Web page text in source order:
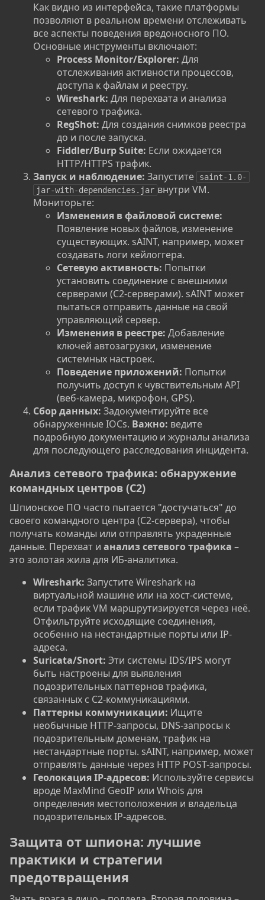
Как видно из интерфейса, такие платформы
позволяют в реальном времени отслеживать
все аспекты поведения вредоносного ПО.
Основные инструменты включают:
Process Monitor/Explorer: Для
отслеживания активности процессов,
доступа к файлам и реестру.
Wireshark: Для перехвата и анализа
сетевого трафика.
RegShot: Для создания снимков реестра
до и после запуска.
Fiddler/Burp Suite: Если ожидается
HTTP/HTTPS трафик.
Запуск и наблюдение: Запустите
saint-1.0-
jar-with-dependencies.jar внутри VM.
Мониторьте:
Изменения в файловой системе:
Появление новых файлов, изменение
существующих. sAINT, например, может
создавать логи кейлоггера.
Сетевую активность: Попытки
установить соединение с внешними
серверами (C2-серверами). sAINT может
пытаться отправить данные на свой
управляющий сервер.
Изменения в реестре: Добавление
ключей автозагрузки, изменение
системных настроек.
Поведение приложений: Попытки
получить доступ к чувствительным API
(веб-камера, микрофон, GPS).
Сбор данных: Задокументируйте все
обнаруженные IOCs. Важно: ведите
подробную документацию и журналы анализа
для последующего расследования инцидента.
Анализ сетевого трафика: обнаружение
командных центров (C2)​
Шпионское ПО часто пытается "достучаться" до
своего командного центра (C2-сервера), чтобы
получать команды или отправлять украденные
данные. Перехват и анализ сетевого трафика –
это золотая жила для ИБ-аналитика.
Wireshark: Запустите Wireshark на
виртуальной машине или на хост-системе,
если трафик VM маршрутизируется через неё.
Отфильтруйте исходящие соединения,
особенно на нестандартные порты или IP-
адреса.
Suricata/Snort: Эти системы IDS/IPS могут
быть настроены для выявления
подозрительных паттернов трафика,
связанных с C2-коммуникациями.
Паттерны коммуникации: Ищите
необычные HTTP-запросы, DNS-запросы к
подозрительным доменам, трафик на
нестандартные порты. sAINT, например, может
отправлять данные через HTTP POST-запросы.
Геолокация IP-адресов: Используйте сервисы
вроде MaxMind GeoIP или Whois для
определения местоположения и владельца
подозрительных IP-адресов.
Защита от шпиона: лучшие
практики и стратегии
предотвращения​